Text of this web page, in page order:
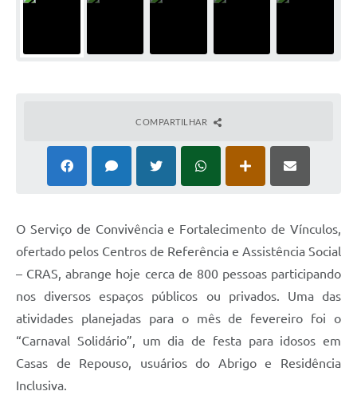
COMPARTILHAR
O Serviço de Convivência e Fortalecimento de Vínculos,
ofertado pelos Centros de Referência e Assistência Social
– CRAS, abrange hoje cerca de 800 pessoas participando
nos diversos espaços públicos ou privados. Uma das
atividades planejadas para o mês de fevereiro foi o
“Carnaval Solidário”, um dia de festa para idosos em
Casas de Repouso, usuários do Abrigo e Residência
Inclusiva.